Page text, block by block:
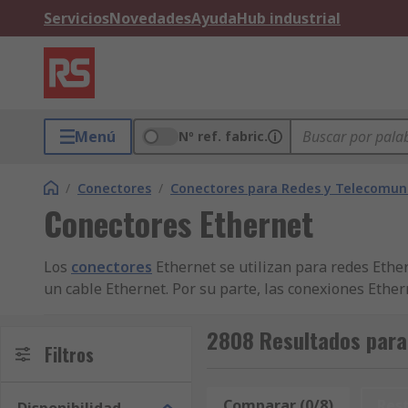
ServiciosNovedadesAyudaHub industrial
Menú Nº ref. fabric.
/ Conectores / Conectores para Redes y
Conectores Ethernet
Los conectores Ethernet se utilizan para redes
un cable Ethernet. Por su parte, las conexiones
Conectores RJ
RJ significa conector jack registrado, que es una
Filtros 2808 Resultados